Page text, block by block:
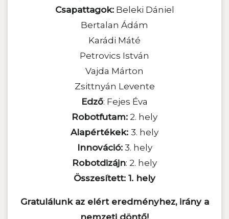
Csapattagok:Beleki Dániel
Bertalan Ádám
Karádi Máté
Petrovics István
Vajda Márton
Zsittnyán Levente
Edző: Fejes Éva
Robotfutam: 2. hely
Alapértékek: 3. hely
Innováció:3. hely
Robotdizájn: 2. hely
Összesített: 1. hely
Gratulálunk az elért eredményhez, irány a
nemzeti döntő!